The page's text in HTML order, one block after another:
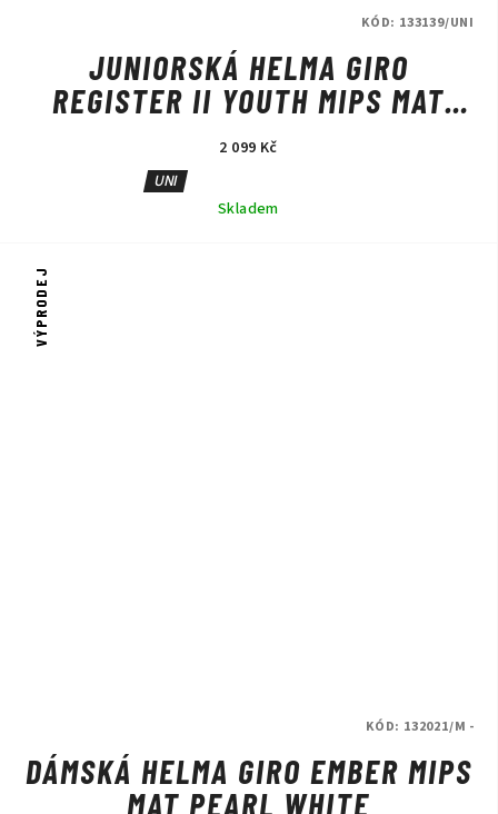
JUNIORSKÁ HELMA GIRO
REGISTER II YOUTH MIPS MAT
LIGHT PINK
2 099 Kč
UNI
Skladem
KÓD: 133139/UNI
VÝPRODEJ
DÁMSKÁ HELMA GIRO EMBER MIPS
MAT PEARL WHITE
KÓD: 132021/M -